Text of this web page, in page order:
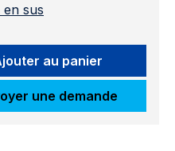
sus
: Entrez la
au panier
une demande